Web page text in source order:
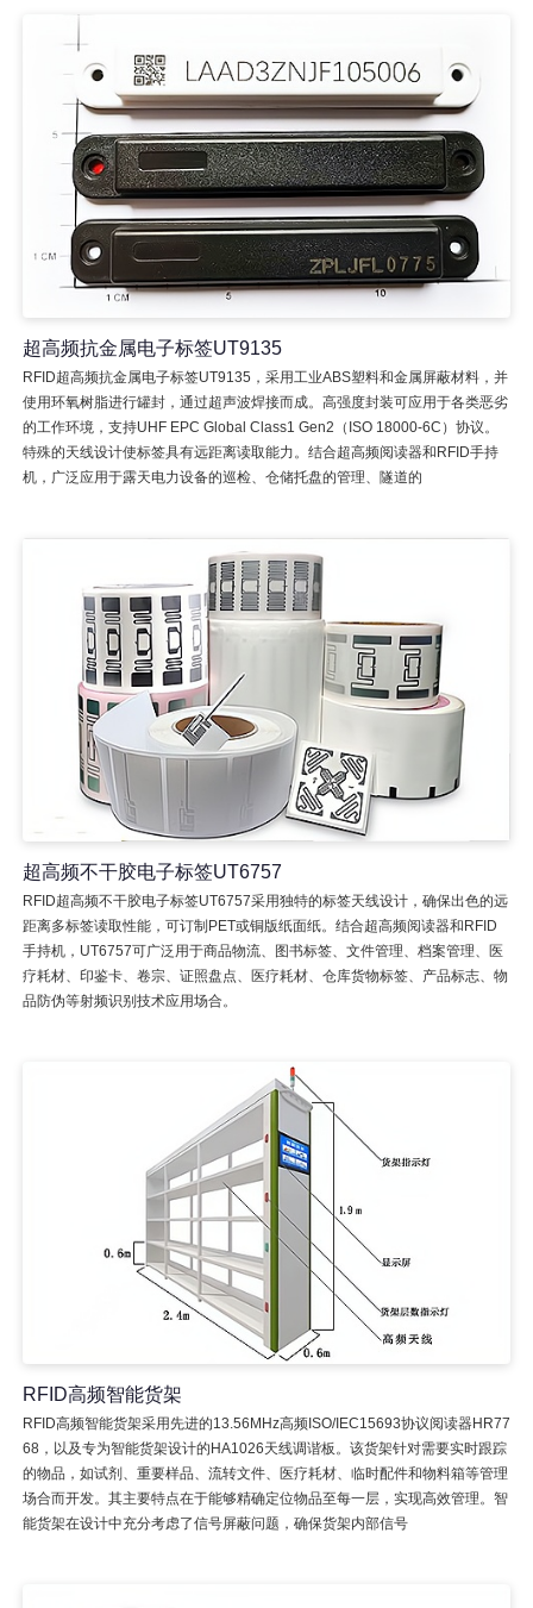
超高频抗金属电子标签UT9135
RFID超高频抗金属电子标签UT9135，采用工业ABS塑料和金属屏蔽材料，并
使用环氧树脂进行罐封，通过超声波焊接而成。高强度封装可应用于各类恶劣
的工作环境，支持UHF EPC Global Class1 Gen2（ISO 18000-6C）协议。
特殊的天线设计使标签具有远距离读取能力。结合超高频阅读器和RFID手持
机，广泛应用于露天电力设备的巡检、仓储托盘的管理、隧道的
超高频不干胶电子标签UT6757
RFID超高频不干胶电子标签UT6757采用独特的标签天线设计，确保出色的远
距离多标签读取性能，可订制PET或铜版纸面纸。结合超高频阅读器和RFID
手持机，UT6757可广泛用于商品物流、图书标签、文件管理、档案管理、医
疗耗材、印鉴卡、卷宗、证照盘点、医疗耗材、仓库货物标签、产品标志、物
品防伪等射频识别技术应用场合。
RFID高频智能货架
RFID高频智能货架采用先进的13.56MHz高频ISO/IEC15693协议阅读器HR77
68，以及专为智能货架设计的HA1026天线调谐板。该货架针对需要实时跟踪
的物品，如试剂、重要样品、流转文件、医疗耗材、临时配件和物料箱等管理
场合而开发。其主要特点在于能够精确定位物品至每一层，实现高效管理。智
能货架在设计中充分考虑了信号屏蔽问题，确保货架内部信号